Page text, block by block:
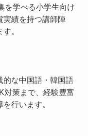
を学べる小学生向け
実績を持つ講師陣
。
的な中国語・韓国語
対策まで、経験豊富
行います。